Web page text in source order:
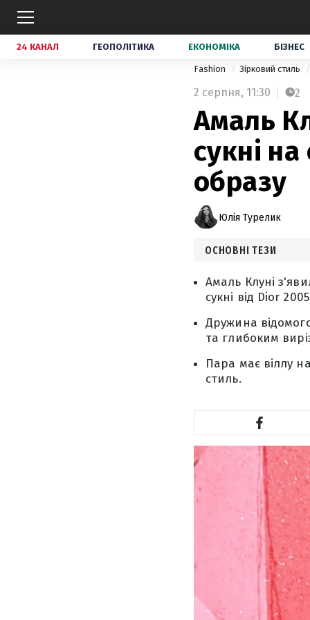
24 КАНАЛ ГЕОПОЛІТИКА ЕКОНОМІКА БІЗНЕС
Fashion Зірковий стиль
2 серпня, 11:30 2
Амаль
сукні
образу
Юлія Турелик
ОСНОВНІ ТЕЗИ
Амаль Клуні
сукні від Dior
Дружина
та глибоким
Пара має віллу
стиль.